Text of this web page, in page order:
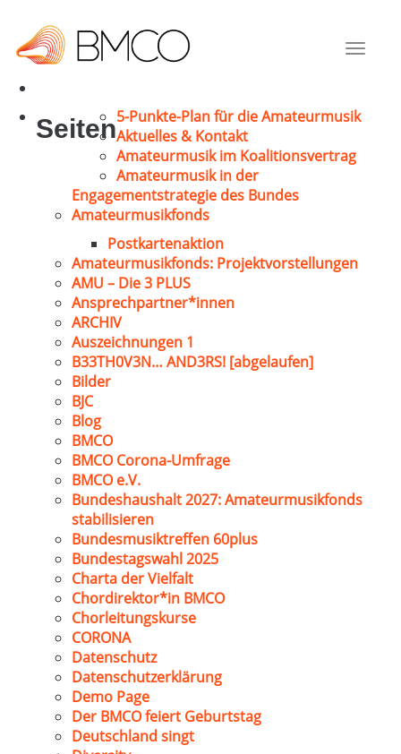
Toggle
Filderstadt-B.
1977
Seiten5-Punkte-Plan für die Amateurmusik
Aktuelles & Kontakt
Amateurmusik im Koalitionsvertrag
Amateurmusik in der
Engagementstrategie des Bundes
Amateurmusikfonds
Postkartenaktion
Amateurmusikfonds: Projektvorstellungen
AMU – Die 3 PLUS
Ansprechpartner*innen
ARCHIV
Auszeichnungen 1
B33TH0V3N… AND3RS! [abgelaufen]
Bilder
BJC
Blog
BMCO
BMCO Corona-Umfrage
BMCO e.V.
Bundeshaushalt 2027: Amateurmusikfonds
stabilisieren
Bundesmusiktreffen 60plus
Bundestagswahl 2025
Charta der Vielfalt
Chordirektor*in BMCO
Chorleitungskurse
CORONA
Datenschutz
Datenschutzerklärung
Demo Page
Der BMCO feiert Geburtstag
Deutschland singt